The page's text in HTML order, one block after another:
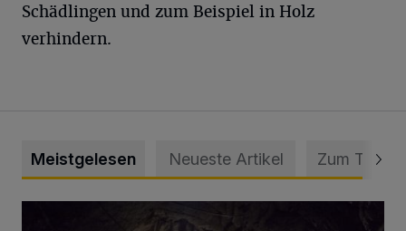
Schädlingen und zum Beispiel in Holz
verhindern.
Meistgelesen Neueste Artikel Zum Thema